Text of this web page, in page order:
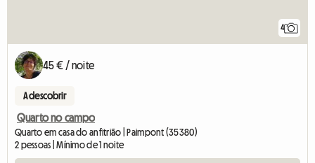
4
45 € / noite
A descobrir
Quarto no campo
Quarto em casa do anfitrião | Paimpont (35380)
2 pessoas | Mínimo de 1 noite